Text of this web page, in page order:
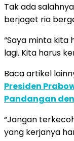
Tak ada
berjoget ria
“Saya minta kita
lagi. Kita harus
Baca artikel
Presiden
Pandangan
“Jangan
yang kerjanya